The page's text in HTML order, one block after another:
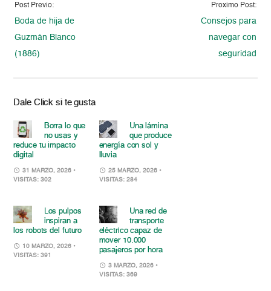
Post Previo:
Boda de hija de
Guzmán Blanco
(1886)
Proximo Post:
Consejos para
navegar con
seguridad
Dale Click si te gusta
Borra lo que
no usas y
reduce tu impacto
digital
31 MARZO, 2026 •
VISITAS: 302
Una lámina
que produce
energía con sol y
lluvia
25 MARZO, 2026 •
VISITAS: 284
Los pulpos
inspiran a
los robots del futuro
10 MARZO, 2026 •
VISITAS: 391
Una red de
transporte
eléctrico capaz de
mover 10.000
pasajeros por hora
3 MARZO, 2026 •
VISITAS: 369